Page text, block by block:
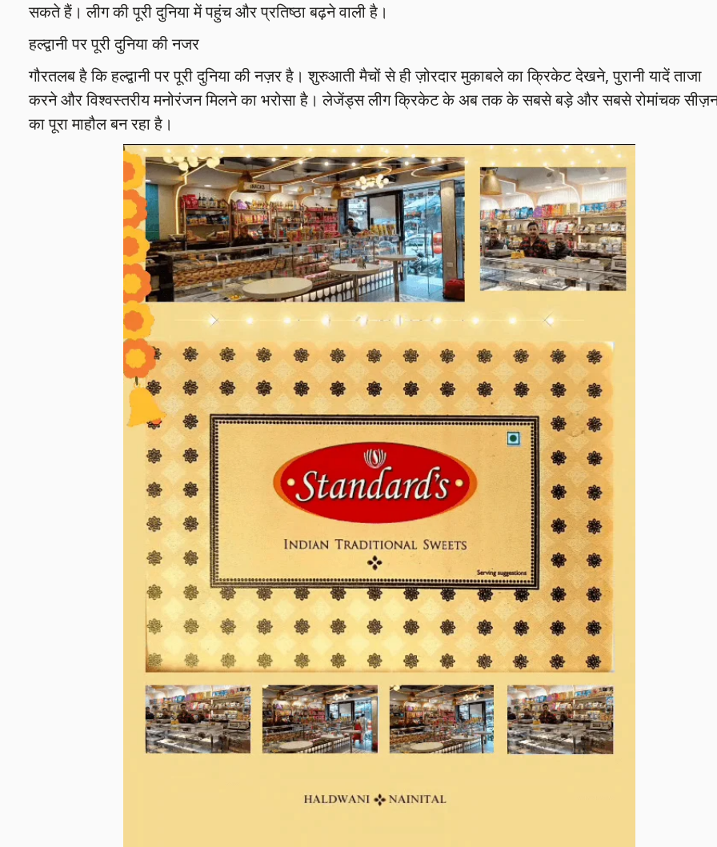
सकते हैं। लीग की पूरी दुनिया में पहुंच और प्रतिष्ठा बढ़ने वाली है।
हल्द्वानी पर पूरी दुनिया की नजर
गौरतलब है कि हल्द्वानी पर पूरी दुनिया की नज़र है। शुरुआती मैचों से ही ज़ोरदार मुकाबले का क्रिकेट देखने, पुरानी यादें ताजा
करने और विश्वस्तरीय मनोरंजन मिलने का भरोसा है। लेजेंड्स लीग क्रिकेट के अब तक के सबसे बड़े और सबसे रोमांचक
का पूरा माहौल बन रहा है।